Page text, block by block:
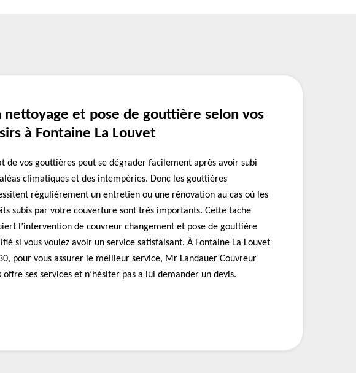
nettoyage et pose de gouttière selon vos
à Fontaine La Louvet
de vos gouttières peut se dégrader facilement après avoir subi
climatiques et des intempéries. Donc les gouttières
régulièrement un entretien ou une rénovation au cas où les
subis par votre couverture sont très importants. Cette tache
l’intervention de couvreur changement et pose de gouttière
si vous voulez avoir un service satisfaisant. À Fontaine La Louvet
pour vous assurer le meilleur service, Mr Landauer Couvreur
offre ses services et n’hésiter pas a lui demander un devis.